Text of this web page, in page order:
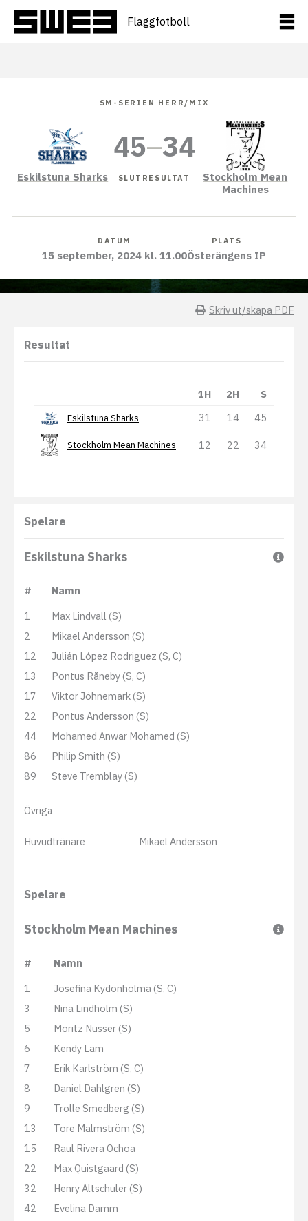
innehåll
Flaggfotboll
SM-SERIEN HERR/MIX
Eskilstuna Sharks
45–34
SLUTRESULTAT
Stockholm Mean
Machines
DATUM
15 september, 2024 kl. 11.00
PLATS
Österängens IP
Skriv ut/skapa PDF
Resultat
1H 2H S
Eskilstuna Sharks 31 14 45
Stockholm Mean Machines 12 22 34
Spelare
Eskilstuna Sharks
#
Namn
1
Max Lindvall (S)
2
Mikael Andersson (S)
12
Julián López Rodriguez (S, C)
13
Pontus Råneby (S, C)
17
Viktor Jöhnemark (S)
22
Pontus Andersson (S)
44
Mohamed Anwar Mohamed (S)
86
Philip Smith (S)
89
Steve Tremblay (S)
Övriga
Huvudtränare Mikael Andersson
Spelare
Stockholm Mean Machines
#
Namn
1
Josefina Kydönholma (S, C)
3
Nina Lindholm (S)
5
Moritz Nusser (S)
6
Kendy Lam
7
Erik Karlström (S, C)
8
Daniel Dahlgren (S)
9
Trolle Smedberg (S)
13
Tore Malmström (S)
15
Raul Rivera Ochoa
22
Max Quistgaard (S)
32
Henry Altschuler (S)
42
Evelina Damm